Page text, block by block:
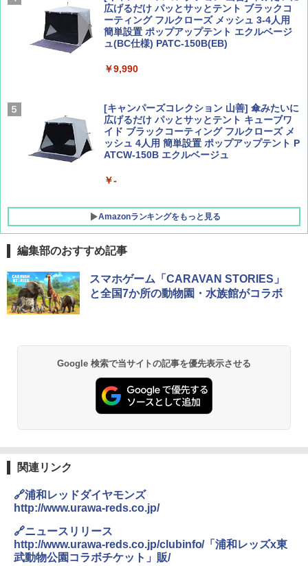
サライ 2026年 9月号 [雑誌]
04 地球の歩き方 島旅 利尻 礼文 天売島 焼尻
島 5訂版
￥1,833
広げるだけ パッとサッとテント ブラックコ
ーティング フルクローズ メッシュ 3-4人用
簡単設置 ポップアップテント エクルベージ
ュ(BC仕様) PATC-150B(EB)
￥9,990
[キャンパーズコレクション 山善] 傘みたいに
広げるだけ パッとサッとテント キューブワ
イド ブラックコーティング フルクローズ メ
ッシュ 4人用 簡単設置 ポップアップテント P
ATCW-150B エクルベージュ
￥-
Amazonランキングをもっと見る
DEWEL パラソル 大型 ビーチ アウトドアパ
ラソル ガーデン サイトシート付 折りたたみ
防水 UVカット 4段階高さ調整 軽量 収納袋付
026リニューアル 急速冷凍 空間倍増 衛生的
コンパクト 保冷力長持ち
￥680
熊撃退スプレー 熊よけスプレー 熊スプレー
【日本企業販売】超強力クマ対策スプレー 30
編集部のおすすめ記事
スマホゲーム「CARAVAN STORIES」
と全国7か所の動物園・水族館がコラボ
Google 検索で当サイトの記事を優先表示させる
関連リンク
🔗浦和レッドダイヤモンズ
http://www.urawa-reds.co.jp/
🔗ニュースリリース
http://www.urawa-reds.co.jp/clubinfo/「浦和レッズx東
武動物公園コラボチケット」販/